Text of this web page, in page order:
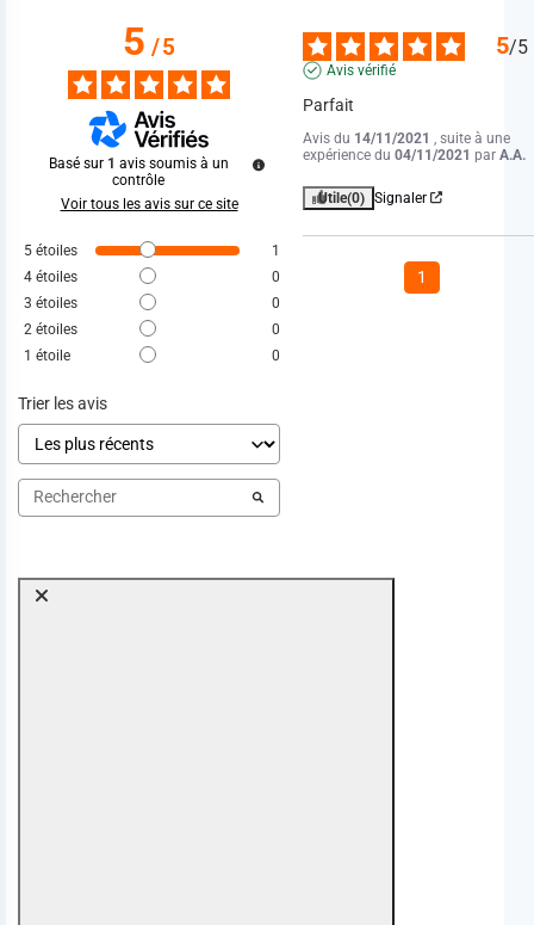
5/5
Basé sur 1 avis soumis à un
contrôle
Voir tous les avis sur ce site
5 étoiles
1
4 étoiles
0
3 étoiles
0
2 étoiles
0
1 étoile 0
Trier les avis
5/5
Avis vérifié
Parfait
Avis du 14/11/2021 , suite à une
expérience du04/11/2021 parA.A.
Utile(0) Signaler
1